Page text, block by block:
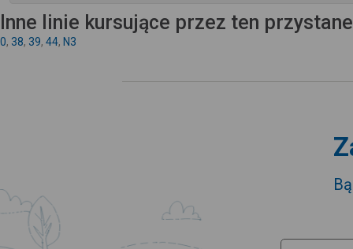
Inne linie kursujące przez ten
0, 38, 39, 44, N3